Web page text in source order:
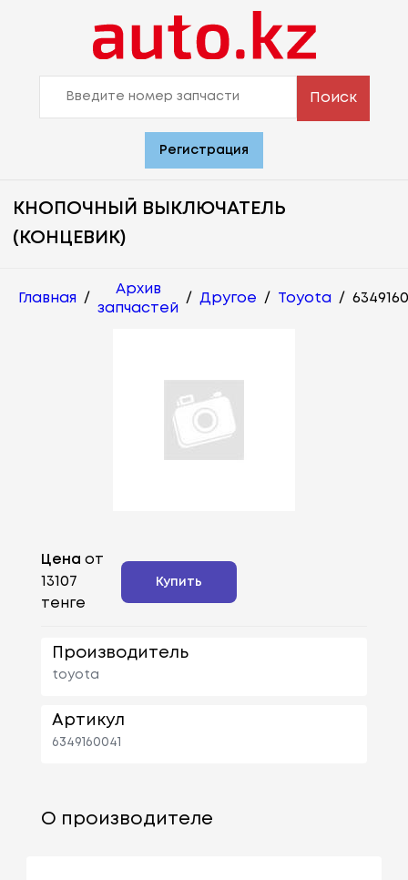
Поиск
Регистрация
КНОПОЧНЫЙ ВЫКЛЮЧАТЕЛЬ
(КОНЦЕВИК)
Главная /
Архив
запчастей
/ Другое / Toyota /
Цена от
13107
тенге
Купить
Производитель
toyota
Артикул
6349160041
О производителе